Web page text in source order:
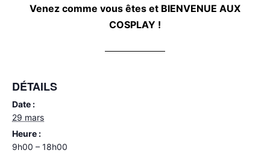
Venez comme vous êtes et BIENVENUE AUX
COSPLAY !
DÉTAILS
Date :
29 mars
Heure :
9h00 – 18h00